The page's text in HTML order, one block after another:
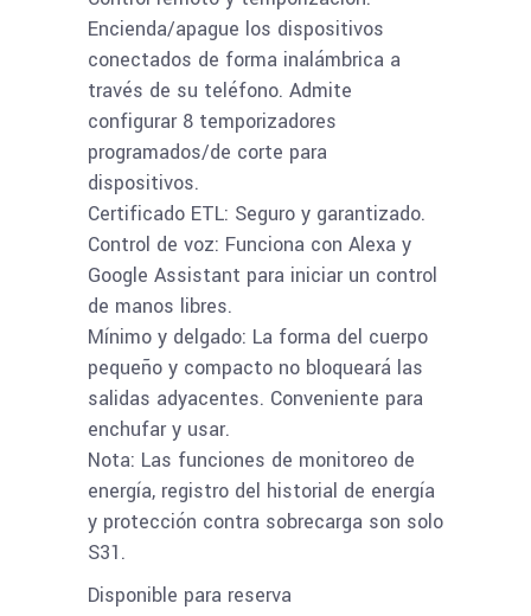
Encienda/apague los dispositivos
conectados de forma inalámbrica a
través de su teléfono. Admite
configurar 8 temporizadores
programados/de corte para
dispositivos.
Certificado ETL: Seguro y garantizado.
Control de voz: Funciona con Alexa y
Google Assistant para iniciar un control
de manos libres.
Mínimo y delgado: La forma del cuerpo
pequeño y compacto no bloqueará las
salidas adyacentes. Conveniente para
enchufar y usar.
Nota: Las funciones de monitoreo de
energía, registro del historial de energía
y protección contra sobrecarga son solo
S31.
Disponible para reserva